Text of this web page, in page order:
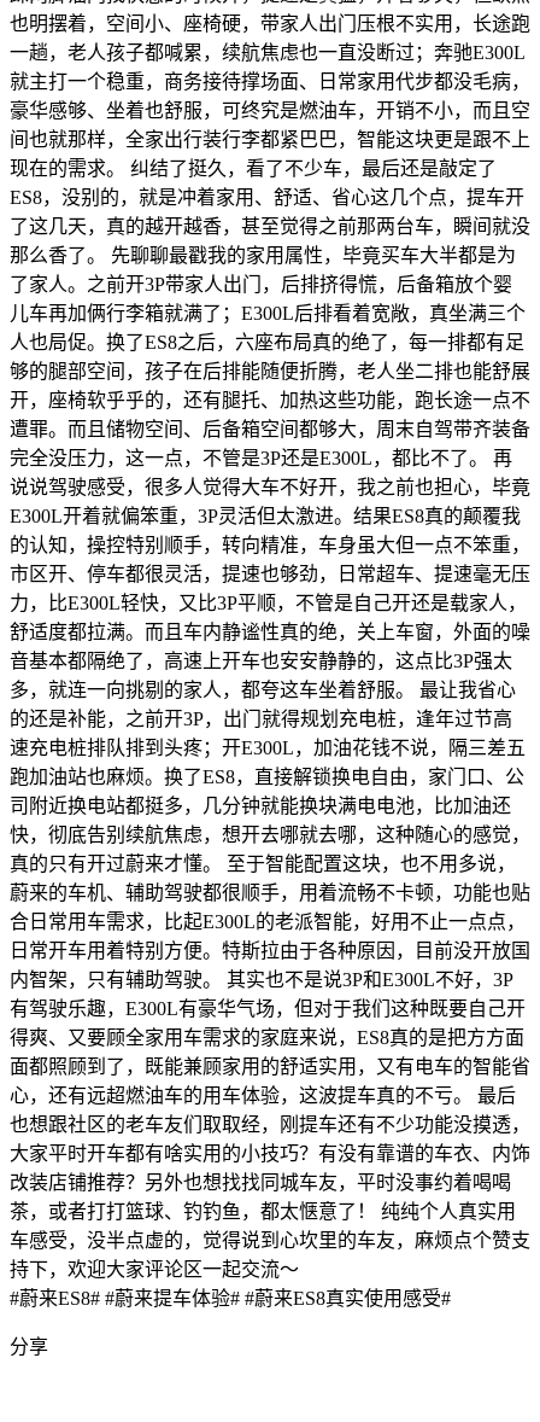
也明摆着，空间小、座椅硬，带家人出门压根不实用，长途跑
一趟，老人孩子都喊累，续航焦虑也一直没断过；奔驰E300L
就主打一个稳重，商务接待撑场面、日常家用代步都没毛病，
豪华感够、坐着也舒服，可终究是燃油车，开销不小，而且空
间也就那样，全家出行装行李都紧巴巴，智能这块更是跟不上
现在的需求。 纠结了挺久，看了不少车，最后还是敲定了
ES8，没别的，就是冲着家用、舒适、省心这几个点，提车开
了这几天，真的越开越香，甚至觉得之前那两台车，瞬间就没
那么香了。 先聊聊最戳我的家用属性，毕竟买车大半都是为
了家人。之前开3P带家人出门，后排挤得慌，后备箱放个婴
儿车再加俩行李箱就满了；E300L后排看着宽敞，真坐满三个
人也局促。换了ES8之后，六座布局真的绝了，每一排都有足
够的腿部空间，孩子在后排能随便折腾，老人坐二排也能舒展
开，座椅软乎乎的，还有腿托、加热这些功能，跑长途一点不
遭罪。而且储物空间、后备箱空间都够大，周末自驾带齐装备
完全没压力，这一点，不管是3P还是E300L，都比不了。 再
说说驾驶感受，很多人觉得大车不好开，我之前也担心，毕竟
E300L开着就偏笨重，3P灵活但太激进。结果ES8真的颠覆我
的认知，操控特别顺手，转向精准，车身虽大但一点不笨重，
市区开、停车都很灵活，提速也够劲，日常超车、提速毫无压
力，比E300L轻快，又比3P平顺，不管是自己开还是载家人，
舒适度都拉满。而且车内静谧性真的绝，关上车窗，外面的噪
音基本都隔绝了，高速上开车也安安静静的，这点比3P强太
多，就连一向挑剔的家人，都夸这车坐着舒服。 最让我省心
的还是补能，之前开3P，出门就得规划充电桩，逢年过节高
速充电桩排队排到头疼；开E300L，加油花钱不说，隔三差五
跑加油站也麻烦。换了ES8，直接解锁换电自由，家门口、公
司附近换电站都挺多，几分钟就能换块满电电池，比加油还
快，彻底告别续航焦虑，想开去哪就去哪，这种随心的感觉，
真的只有开过蔚来才懂。 至于智能配置这块，也不用多说，
蔚来的车机、辅助驾驶都很顺手，用着流畅不卡顿，功能也贴
合日常用车需求，比起E300L的老派智能，好用不止一点点，
日常开车用着特别方便。特斯拉由于各种原因，目前没开放国
内智架，只有辅助驾驶。 其实也不是说3P和E300L不好，3P
有驾驶乐趣，E300L有豪华气场，但对于我们这种既要自己开
得爽、又要顾全家用车需求的家庭来说，ES8真的是把方方面
面都照顾到了，既能兼顾家用的舒适实用，又有电车的智能省
心，还有远超燃油车的用车体验，这波提车真的不亏。 最后
也想跟社区的老车友们取取经，刚提车还有不少功能没摸透，
大家平时开车都有啥实用的小技巧？有没有靠谱的车衣、内饰
改装店铺推荐？另外也想找找同城车友，平时没事约着喝喝
茶，或者打打篮球、钓钓鱼，都太惬意了！ 纯纯个人真实用
车感受，没半点虚的，觉得说到心坎里的车友，麻烦点个赞支
持下，欢迎大家评论区一起交流～
#蔚来ES8# #蔚来提车体验# #蔚来ES8真实使用感受#
分享